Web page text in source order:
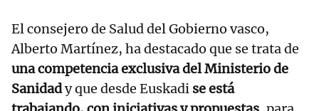
El consejero de Salud del Gobierno vasco,
Alberto Martínez, ha destacado que se trata de
una competencia exclusiva del Ministerio de
Sanidady que desde Euskadi se está